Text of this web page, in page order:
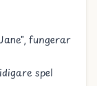
fungerar
spel